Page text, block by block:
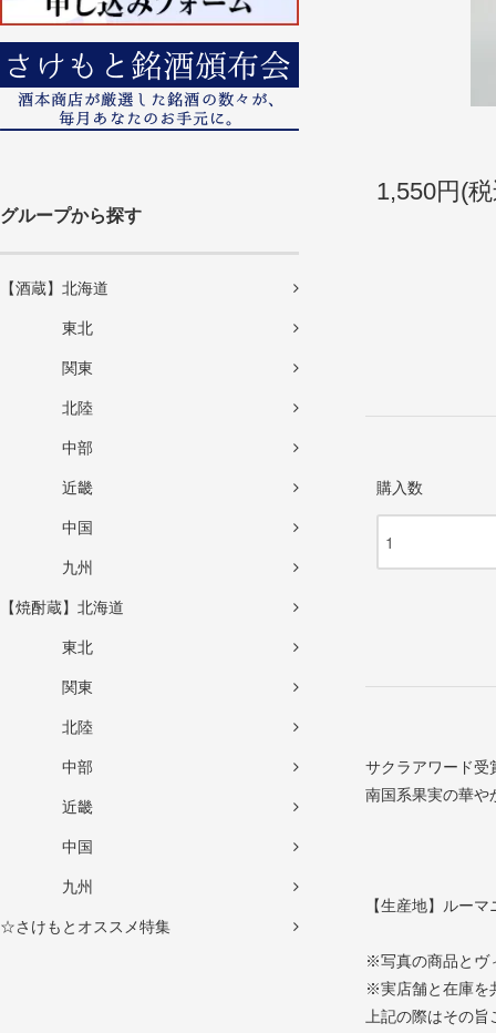
グループから探す
【酒蔵】北海道
東北
関東
北陸
中部
近畿
中国
九州
【焼酎蔵】北海道
東北
関東
北陸
中部
近畿
中国
九州
☆さけもとオススメ特集
1,550円(
購入数
サクラアワード受
南国系果実の華や
【生産地】ルー
※写真の商品とヴ
※実店舗と在庫を
上記の際はその